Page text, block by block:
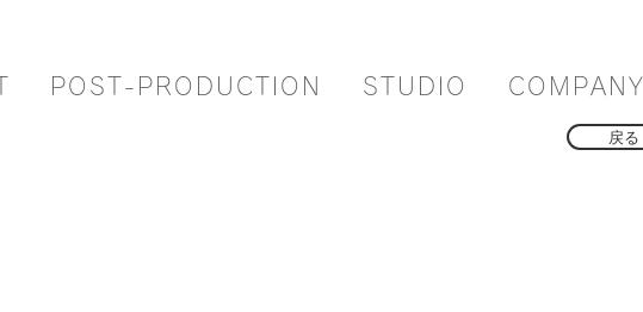
POST-PRODUCTION STUDIO COMPANY
戻る